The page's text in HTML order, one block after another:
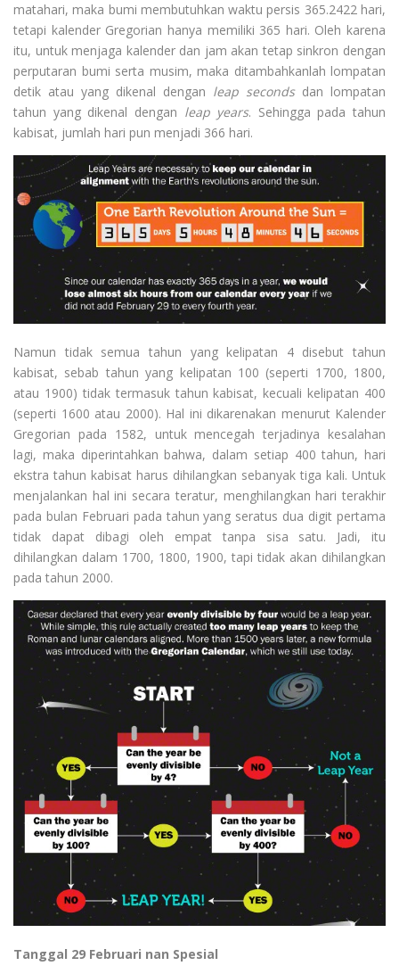
matahari, maka bumi membutuhkan waktu persis 365.2422 hari,
tetapi kalender Gregorian hanya memiliki 365 hari. Oleh karena
itu, untuk menjaga kalender dan jam akan tetap sinkron dengan
perputaran bumi serta musim, maka ditambahkanlah lompatan
detik atau yang dikenal dengan leap secondsdan lompatan
tahun yang dikenal dengan leap years. Sehingga pada tahun
kabisat, jumlah hari pun menjadi 366 hari.
Namun tidak semua tahun yang kelipatan 4 disebut tahun
kabisat, sebab tahun yang kelipatan 100 (seperti 1700, 1800,
atau 1900) tidak termasuk tahun kabisat, kecuali kelipatan 400
(seperti 1600 atau 2000). Hal ini dikarenakan menurut Kalender
Gregorian pada 1582, untuk mencegah terjadinya kesalahan
lagi, maka diperintahkan bahwa, dalam setiap 400 tahun, hari
ekstra tahun kabisat harus dihilangkan sebanyak tiga kali. Untuk
menjalankan hal ini secara teratur, menghilangkan hari terakhir
pada bulan Februari pada tahun yang seratus dua digit pertama
tidak dapat dibagi oleh empat tanpa sisa satu. Jadi, itu
dihilangkan dalam 1700, 1800, 1900, tapi tidak akan dihilangkan
pada tahun 2000.
Tanggal 29 Februari nan Spesial